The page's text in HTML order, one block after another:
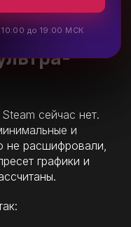
сейчас нет.
и
не расшифровали,
графики и
10:00 до 19:00 МСК
10:00 до 19:00 МСК